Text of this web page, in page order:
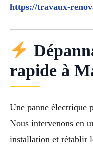
https://travaux-
rapide à
Une panne électrique
Nous intervenons en
installation et rétablir